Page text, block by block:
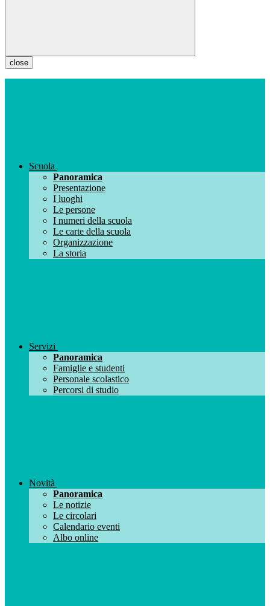
close
Scuola
Panoramica
Presentazione
I luoghi
Le persone
I numeri della scuola
Le carte della scuola
Organizzazione
La storia
Servizi
Panoramica
Famiglie e studenti
Personale scolastico
Percorsi di studio
Novità
Panoramica
Le notizie
Le circolari
Calendario eventi
Albo online